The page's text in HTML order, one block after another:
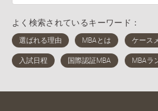
よく検索されているキーワード：